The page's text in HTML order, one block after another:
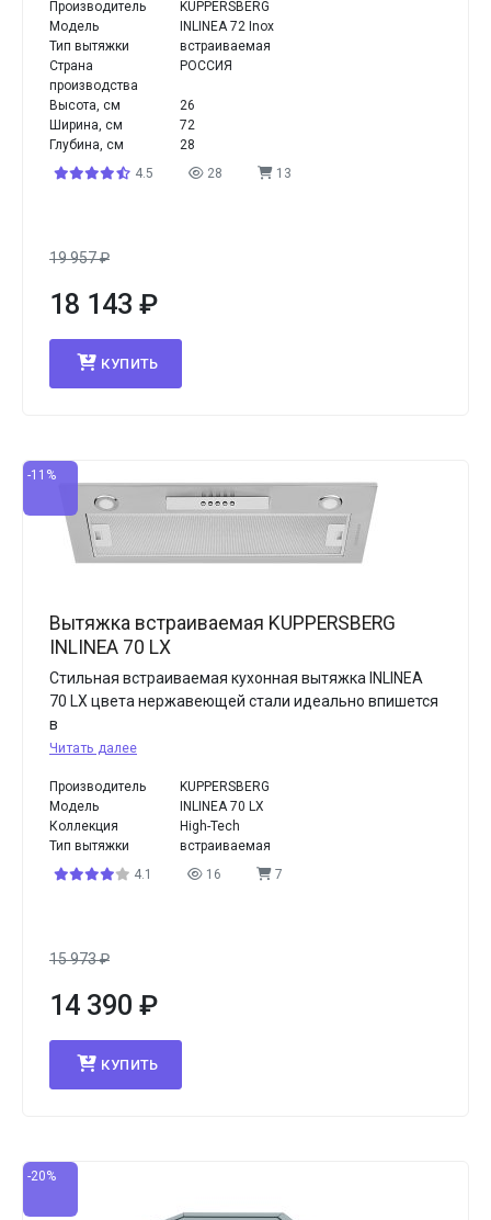
Производитель
KUPPERSBERG
Модель
INLINEA 72 Inox
Тип вытяжки
встраиваемая
Страна
производства
РОССИЯ
Высота, см
26
Ширина, см
72
Глубина, см
28
4.5
28 13
19 957₽
18 143 ₽
КУПИТЬ
-11%
Вытяжка встраиваемая KUPPERSBERG
INLINEA 70 LX
Стильная встраиваемая кухонная вытяжка INLINEA
70 LX цвета нержавеющей стали идеально впишется
в
Читать далее
Производитель
KUPPERSBERG
Модель
INLINEA 70 LX
Коллекция
High-Tech
Тип вытяжки
встраиваемая
4.1
16 7
15 973₽
14 390 ₽
КУПИТЬ
-20%